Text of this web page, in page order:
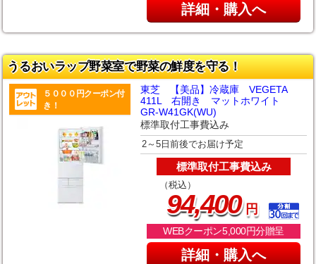
詳細・購入へ
うるおいラップ野菜室で野菜の鮮度を守る！
５０００円クーポン付
き！
東芝 【美品】冷蔵庫 VEGETA
411L 右開き マットホワイト
GR-W41GK(WU)
標準取付工事費込み
2～5日前後でお届け予定
標準取付工事費込み
（税込）
94,400円
WEBクーポン5,000円分贈呈
詳細・購入へ